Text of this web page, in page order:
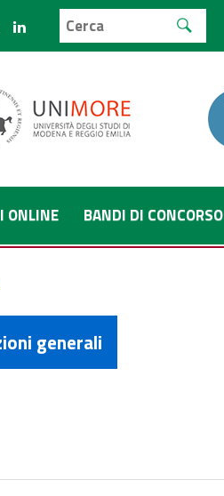
ONLINE BANDI DI CONCORSO
generali